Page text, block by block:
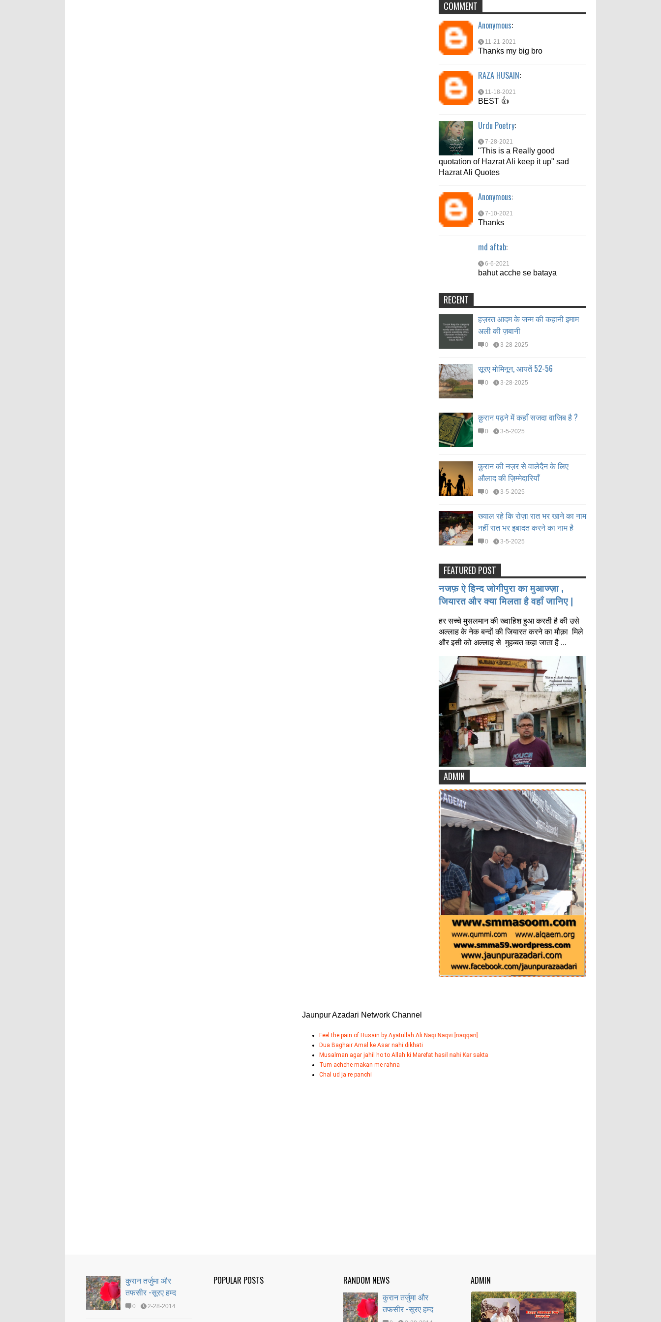
Anonymous:
7-10-2021
6-6-2021
COMMENT
Anonymous:
11-21-2021
Thanks my big bro
RAZA HUSAIN:
11-18-2021
BEST 👍
Urdu Poetry:
7-28-2021
"This is a Really good
quotation of Hazrat Ali keep it up" sad
Hazrat Ali Quotes
Anonymous:
7-10-2021
Thanks
md aftab:
6-6-2021
bahut acche se bataya
RECENT
हज़रत आदम के जन्म की कहानी इमाम
अली की ज़बानी
0 3-28-2025
सूरए मोमिनून, आयतें 52-56
0 3-28-2025
क़ुरान पढ़ने में कहाँ सजदा वाजिब है ?
0 3-5-2025
क़ुरान की नज़र से वालेदैन के लिए
औलाद की ज़िम्मेदारियाँ
0 3-5-2025
ख्याल रहे कि रोज़ा रात भर खाने का नाम
नहीं रात भर इबादत करने का नाम है
0 3-5-2025
FEATURED POST
नजफ़ ऐ हिन्द जोगीपुरा का मुआज्ज़ा ,
जियारत और क्या मिलता है वहाँ जानिए |
हर सच्चे मुसलमान की ख्वाहिश हुआ करती है की उसे
अल्लाह के नेक बन्दों की जियारत करने का मौक़ा मिले
और इसी को अल्लाह से मुहब्बत कहा जाता है ...
ADMIN
Jaunpur Azadari Network Channel
Feel the pain of Husain by Ayatullah Ali Naqi Naqvi [naqqan]
Dua Baghair Amal ke Asar nahi dikhati
Musalman agar jahil ho to Allah ki Marefat hasil nahi Kar sakta
Tum achche makan me rahna
Chal ud ja re panchi
कुरान तर्जुमा और
तफसीर -सूरए हम्द
0 2-28-2014
POPULAR POSTS
RANDOM NEWS
कुरान तर्जुमा और
तफसीर -सूरए हम्द
ADMIN